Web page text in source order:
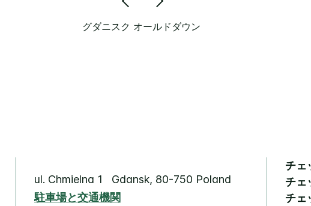
グダニスク オールドダウン
ul. Chmielna 1 Gdansk, 80-750 Poland
駐車場と交通機関
チェ
チェ
チェ